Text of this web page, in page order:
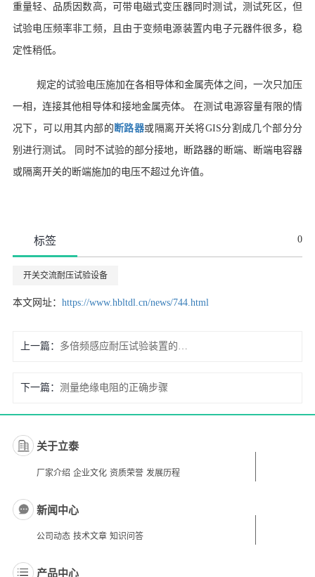
重量轻、品质因数高，可带电磁式变压器同时测试，测试死区，但
试验电压频率非工频，且由于变频电源装置内电子元器件很多，稳
定性稍低。
规定的试验电压施加在各相导体和金属壳体之间，一次只加压
一相，连接其他相导体和接地金属壳体。 在测试电源容量有限的情
况下，可以用其内部的 断路器或隔离开关将GIS分割成几个部分分
别进行测试。 同时不试验的部分接地，断路器的断端、断端电容器
或隔离开关的断端施加的电压不超过允许值。
标签 0
开关交流耐压试验设备
本文网址： https://www.hbltdl.cn/news/744.html
上一篇： 多倍频感应耐压试验装置的使用操作方法和注意事项
下一篇： 测量绝缘电阻的正确步骤
关于立泰
厂家介绍 企业文化 资质荣誉 发展历程
新闻中心
公司动态 技术文章 知识问答
产品中心